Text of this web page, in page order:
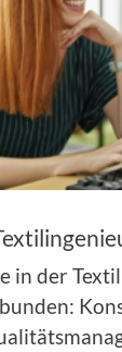
in der